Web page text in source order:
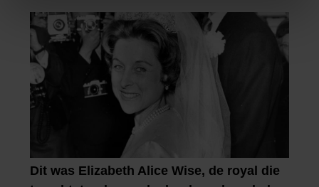
We gebruiken cookies om content en advertenties te
personaliseren, om functies voor social media te bieden
en om ons websiteverkeer te analyseren. Ook delen we
informatie over uw gebruik van onze site met onze
partners voor social media, adverteren en analyse. Deze
partners kunnen deze gegevens combineren met andere
informatie die u aan ze heeft verstrekt of die ze hebben
verzameld op basis van uw gebruik van hun services. U
gaat akkoord met onze cookies als u onze website blijft
gebruiken.